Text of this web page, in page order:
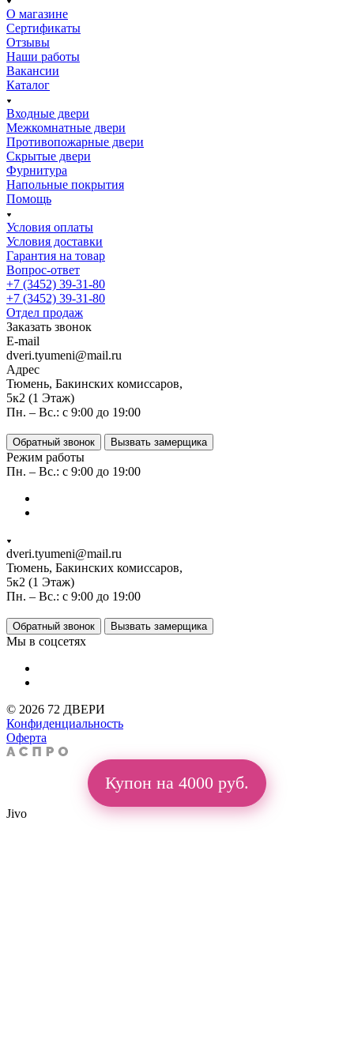
О магазине
Сертификаты
Отзывы
Наши работы
Вакансии
Каталог
Входные двери
Межкомнатные двери
Противопожарные двери
Скрытые двери
Фурнитура
Напольные покрытия
Помощь
Условия оплаты
Условия доставки
Гарантия на товар
Вопрос-ответ
+7 (3452) 39-31-80
+7 (3452) 39-31-80
Отдел продаж
Заказать звонок
E-mail
dveri.tyumeni@mail.ru
Адрес
Тюмень, Бакинских комиссаров,
5к2 (1 Этаж)
Пн. – Вс.: с 9:00 до 19:00
Обратный звонок Вызвать замерщика
Режим работы
Пн. – Вс.: с 9:00 до 19:00
dveri.tyumeni@mail.ru
Тюмень, Бакинских комиссаров,
5к2 (1 Этаж)
Пн. – Вс.: с 9:00 до 19:00
Обратный звонок Вызвать замерщика
Мы в соцсетях
© 2026 72 ДВЕРИ
Конфиденциальность
Оферта
Купон на 4000 руб.
Jivo